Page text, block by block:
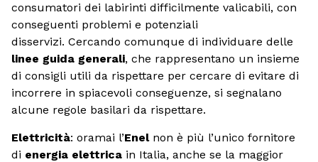
consumatori dei labirinti difficilmente valicabili, con
conseguenti problemi e potenziali
disservizi. Cercando comunque di individuare delle
linee guida generali, che rappresentano un insieme
di consigli utili da rispettare per cercare di evitare di
incorrere in spiacevoli conseguenze, si segnalano
alcune regole basilari da rispettare.
Elettricità: oramai l’Enelnon è più l’unico fornitore
di energia elettrica in Italia, anche se la maggior